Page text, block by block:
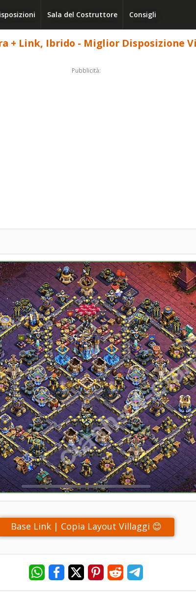
Sala del Costruttore Consigli
+ Link, Ibrido - Miglior Disposizione
Pubblicità:
Base Link | Copia Layout Villaggi 😊